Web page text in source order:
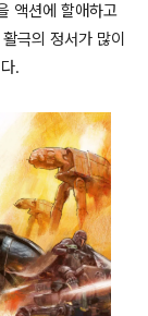
액션에 할애하고
극의 정서가 많이
.